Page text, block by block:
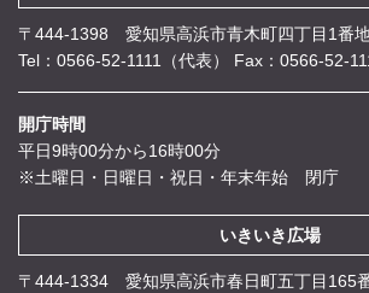
〒444-1398 愛知県高浜市青木町四丁目1番
Tel：0566-52-1111（代表）
Fax：0566-52-
開庁時間
平日9時00分から16時00分
※土曜日・日曜日・祝日・年末年始 閉庁
いきいき広場
〒444-1334 愛知県高浜市春日町五丁目165